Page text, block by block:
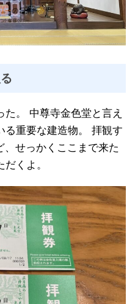
。 中尊寺金色堂と言え
る重要な建造物。 拝観す
、せっかくここまで来た
くよ。